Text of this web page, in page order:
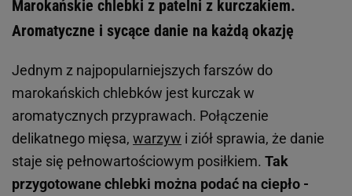
Marokańskie chlebki z patelni z kurczakiem.
Aromatyczne i sycące danie na każdą okazję
Jednym z najpopularniejszych farszów do
marokańskich chlebków jest kurczak w
aromatycznych przyprawach. Połączenie
delikatnego mięsa, warzyw i ziół sprawia, że danie
staje się pełnowartościowym posiłkiem. Tak
przygotowane chlebki można podać na ciepło -